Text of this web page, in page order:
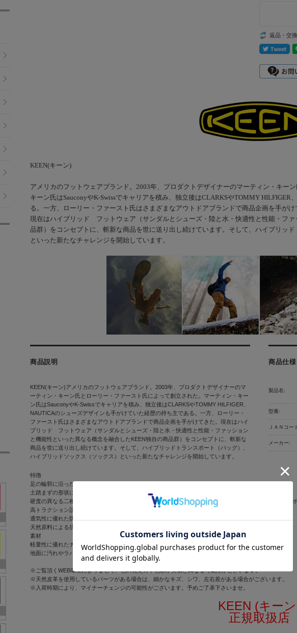
返品・交
KEEN(キーン)
アメリカのフットウェアブランド。2003年、プロダクトデザイナーのマーティン・キー
キーン氏はSauconyやK-Swissでキャリアを積み、独立後はCLARKSやTOMMY
る。一方、ローリー・ファースト氏はさまざまなアウトドアブランドで商品企画を手がけ
現在はハイブリッド フットウェア（サンダルとシューズ・陸と水・快適性と性能・フ
品群）をコンセプトに、斬新な商品を世に送り出し続けています。そして、ハイブリッ
といった新たなチャレンジを開始しています。
商品説明
KEEN(キーン)アメリカのフットウェアブランド。2003年、プロダクトデザイナーのマ
ーティン・キーン氏とローリー・ファースト氏によって創立された。マーティン・キー
ン氏はSauconyやK-Swissでキャリアを積み、独立後はCLARKSやTOMMY HILFIGER、
NAUTICAのシューズデザインも手がけていた経歴の持ち主である。一方、ローリー・
ファースト氏はさまざまなアウトドアブランドで商品企画を手がけてきた。現在はハイ
ブリッド フットウェア（サンダルとシューズ・陸と水・快適性と性能・ファッション
と機能性といった異なる概念を融合したKEEN独自の商品群）をコンセプトに、斬新な
商品を世に送り出し続けています。そして、ハイブリッドトランスポート（バッグ）、
ハイブリッドソックス（ソックス）といった新たなチャレンジを開始しています。
商品仕様
製品名:
型番:
ＪＡＮコー
メーカー:
特徴
足の輪郭に沿ったつくりのContoured Fitは快適で足にぴったりとフィット
土踏まずの形状に立体成型されたアーチサポートが、中足部へのサポート性を向上
硬度の異なる二種のEVAを組み合わせた、取り外し可能なフットベッド。足裏に合わせた形状で優れたサ
高トラクション設計のラバーアウトソールが優れた軽量性、柔軟性、耐久性を実現
通気性に優れた防水透湿素材のKEEN.DRYを採用
天然原料による抗菌防臭加工のEco Anti-odorを採用
素材
軽量性に優れたナイロンのアッパー
地面に汚れやラバー跡を残さないノンマーキング加工のラバーアウトソールを採用
※ご覧頂くWEB環境によりまして、色の見え方や色彩が実物と異なる可能性がございます。
※天然皮革を使用しているパーツがある場合は、細かなキズ、シワ、左右差がある場合がございます。
※入荷時期により、マイナーチェンジの可能性がございます。予めご了承下さいませ。
KEEN (キー
正規取扱店